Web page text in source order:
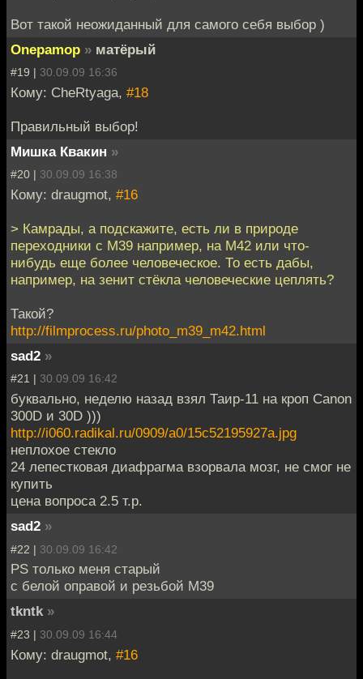
Вот такой неожиданный для самого себя выбор )
Onepamop » матёрый
#19 | 30.09.09 16:36
Кому: CheRtyaga, #18
Правильный выбор!
Мишка Квакин »
#20 | 30.09.09 16:38
Кому: draugmot, #16
> Камрады, а подскажите, есть ли в природе
переходники с М39 например, на М42 или что-
нибудь еще более человеческое. То есть дабы,
например, на зенит стёкла человеческие цеплять?
Такой?
http://filmprocess.ru/photo_m39_m42.html
sad2 »
#21 | 30.09.09 16:42
буквально, неделю назад взял Таир-11 на кроп Canon
300D и 30D )))
http://i060.radikal.ru/0909/a0/15c52195927a.jpg
неплохое стекло
24 лепестковая диафрагма взорвала мозг, не смог не
купить
цена вопроса 2.5 т.р.
sad2 »
#22 | 30.09.09 16:42
PS только меня старый
с белой оправой и резьбой M39
tkntk »
#23 | 30.09.09 16:44
Кому: draugmot, #16